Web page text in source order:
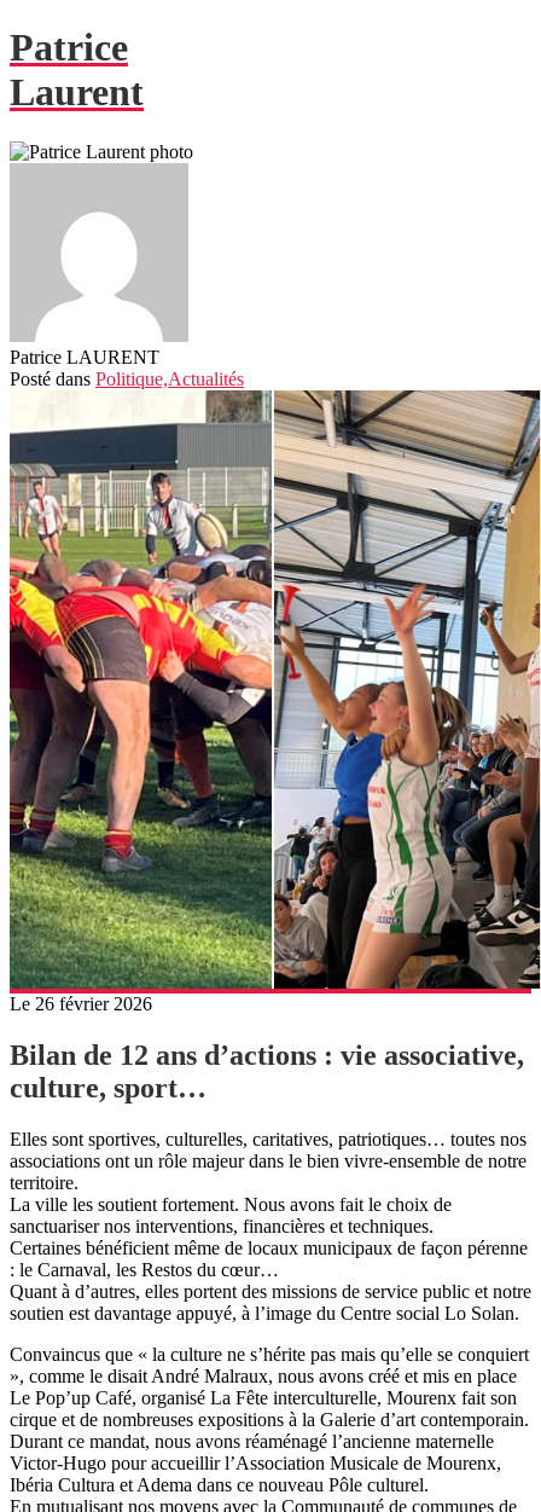
Patrice
Laurent
Patrice LAURENT
Posté dans Politique,Actualités
Le 26 février 2026
Bilan de 12 ans d’actions : vie associative,
culture, sport…
Elles sont sportives, culturelles, caritatives, patriotiques… toutes nos
associations ont un rôle majeur dans le bien vivre-ensemble de notre
territoire.
La ville les soutient fortement. Nous avons fait le choix de
sanctuariser nos interventions, financières et techniques.
Certaines bénéficient même de locaux municipaux de façon pérenne
: le Carnaval, les Restos du cœur…
Quant à d’autres, elles portent des missions de service public et notre
soutien est davantage appuyé, à l’image du Centre social Lo Solan.
Convaincus que « la culture ne s’hérite pas mais qu’elle se conquiert
», comme le disait André Malraux, nous avons créé et mis en place
Le Pop’up Café, organisé La Fête interculturelle, Mourenx fait son
cirque et de nombreuses expositions à la Galerie d’art contemporain.
Durant ce mandat, nous avons réaménagé l’ancienne maternelle
Victor-Hugo pour accueillir l’Association Musicale de Mourenx,
Ibéria Cultura et Adema dans ce nouveau Pôle culturel.
En mutualisant nos moyens avec la Communauté de communes de